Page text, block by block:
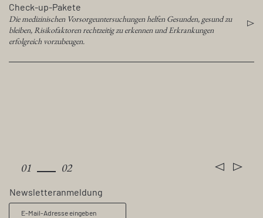
Check-up-Pakete
Die medizinischen Vorsorgeuntersuchungen helfen Gesunden, gesund zu
bleiben, Risikofaktoren rechtzeitig zu erkennen und Erkrankungen
erfolgreich vorzubeugen.
E-Mail-Adresse eingeben
Newsletteranmeldung
Zimmer & Preise
01 02